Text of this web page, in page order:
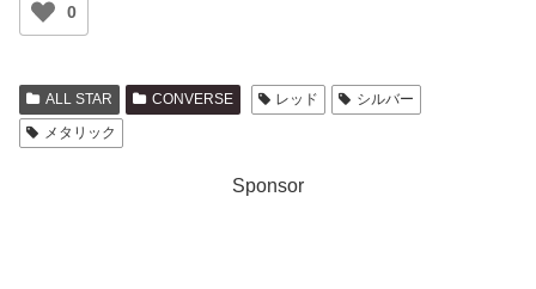
0
ALL STAR CONVERSE レッド
シルバー
メタリック
Sponsor